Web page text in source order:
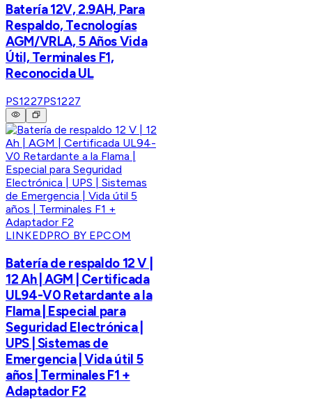
Batería 12V, 2.9AH, Para
Respaldo, Tecnologías
AGM/VRLA, 5 Años Vida
Útil, Terminales F1,
Reconocida UL
PS1227PS1227
LINKEDPRO BY EPCOM
Batería de respaldo 12 V |
12 Ah | AGM | Certificada
UL94-V0 Retardante a la
Flama | Especial para
Seguridad Electrónica |
UPS | Sistemas de
Emergencia | Vida útil 5
años | Terminales F1 +
Adaptador F2